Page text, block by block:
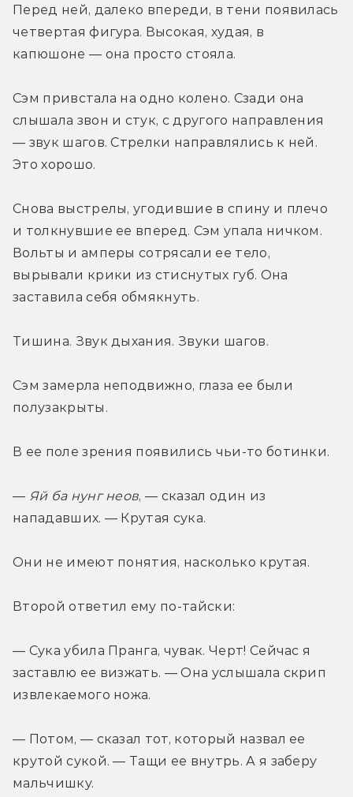
Перед ней, далеко впереди, в тени появилась
четвертая фигура. Высокая, худая, в
капюшоне — она просто стояла.
Сэм привстала на одно колено. Сзади она
слышала звон и стук, с другого направления
— звук шагов. Стрелки направлялись к ней.
Это хорошо.
Снова выстрелы, угодившие в спину и плечо
и толкнувшие ее вперед. Сэм упала ничком.
Вольты и амперы сотрясали ее тело,
вырывали крики из стиснутых губ. Она
заставила себя обмякнуть.
Тишина. Звук дыхания. Звуки шагов.
Сэм замерла неподвижно, глаза ее были
полузакрыты.
В ее поле зрения появились чьи-то ботинки.
— Яй ба нунг неов, — сказал один из
нападавших. — Крутая сука.
Они не имеют понятия, насколько крутая.
Второй ответил ему по-тайски:
— Сука убила Пранга, чувак. Черт! Сейчас я
заставлю ее визжать. — Она услышала скрип
извлекаемого ножа.
— Потом, — сказал тот, который назвал ее
крутой сукой. — Тащи ее внутрь. А я заберу
мальчишку.